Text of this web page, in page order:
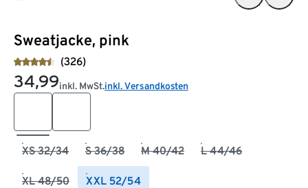
Sweatjacke, pink
(326)
34,99inkl. MwSt.inkl. Versandkosten
XS 32/34 S 36/38 M 40/42 L 44/46
XL 48/50 XXL 52/54